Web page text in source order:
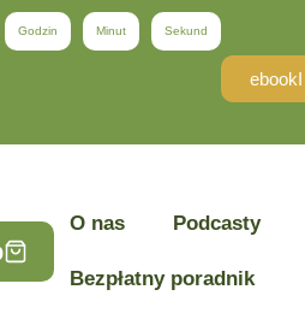
Godzin Minut Sekund
O nas Podcasty
Bezpłatny poradnik